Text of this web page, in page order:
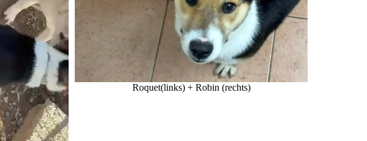
Roquet(links) + Robin (rechts)